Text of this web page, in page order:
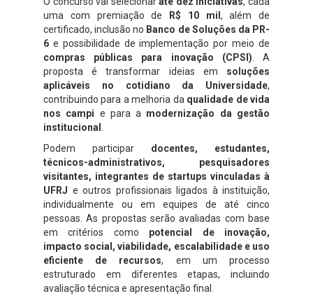
uma com premiação de
R$ 10 mil , além de
certificado, inclusão no Banco de Soluções da PR-
6 e possibilidade de implementação por meio de
compras públicas para inovação (CPSI). A
proposta é transformar ideias em soluções
aplicáveis no cotidiano da Universidade,
contribuindo para a melhoria da qualidade de vida
nos campi e para a modernização da gestão
institucional .
Podem participar docentes, estudantes,
técnicos-administrativos, pesquisadores
visitantes, integrantes de startups vinculadas à
UFRJ e outros profissionais ligados à instituição,
individualmente ou em equipes de até cinco
pessoas. As propostas serão avaliadas com base
em critérios como potencial de inovação,
impacto social, viabilidade, escalabilidade e uso
eficiente de recursos, em um processo
estruturado em diferentes etapas, incluindo
avaliação técnica e apresentação final.